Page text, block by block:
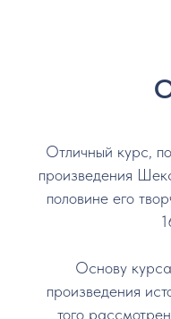
Отличный курс,
произведения
половине его
Основу
произведения
того